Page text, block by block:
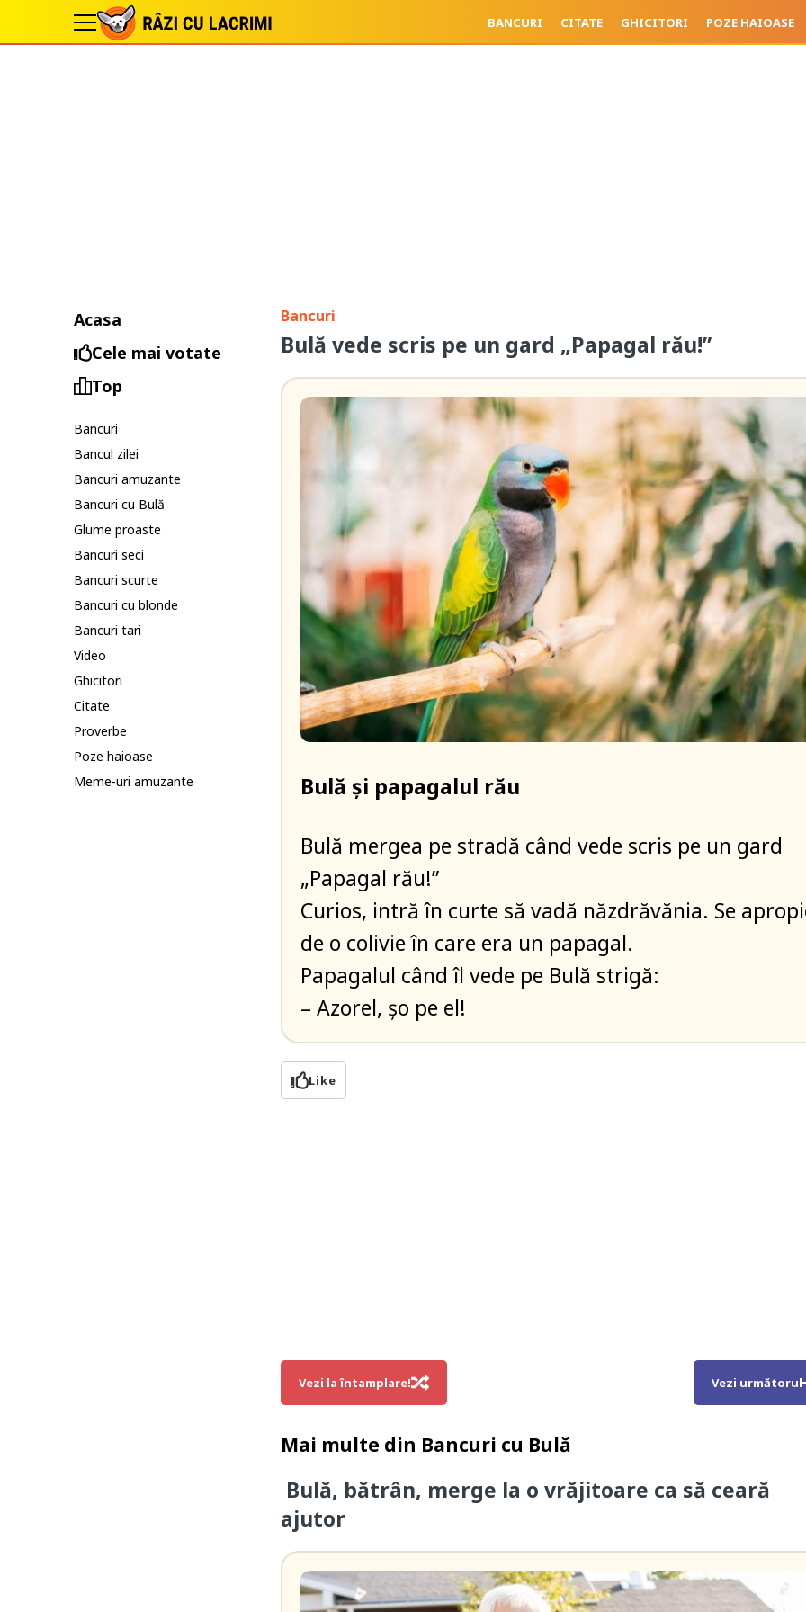
BANCURI CITATE GHICITORI POZE HAIOASE
Acasa
Cele mai votate
Top
Bancuri
Bancul zilei
Bancuri amuzante
Bancuri cu Bulă
Glume proaste
Bancuri seci
Bancuri scurte
Bancuri cu blonde
Bancuri tari
Video
Ghicitori
Citate
Proverbe
Poze haioase
Meme-uri amuzante
Bancuri
Bulă vede scris pe un gard „Papagal rău!”
Bulă și papagalul rău
Bulă mergea pe stradă când vede scris pe un gard
„Papagal rău!”
Curios, intră în curte să vadă năzdrăvănia. Se
de o colivie în care era un papagal.
Papagalul când îl vede pe Bulă strigă:
– Azorel, șo pe el!
Like
Vezi la întamplare! Vezi următorul
Mai multe din Bancuri cu Bulă
Bulă, bătrân, merge la o vrăjitoare ca să ceară
ajutor